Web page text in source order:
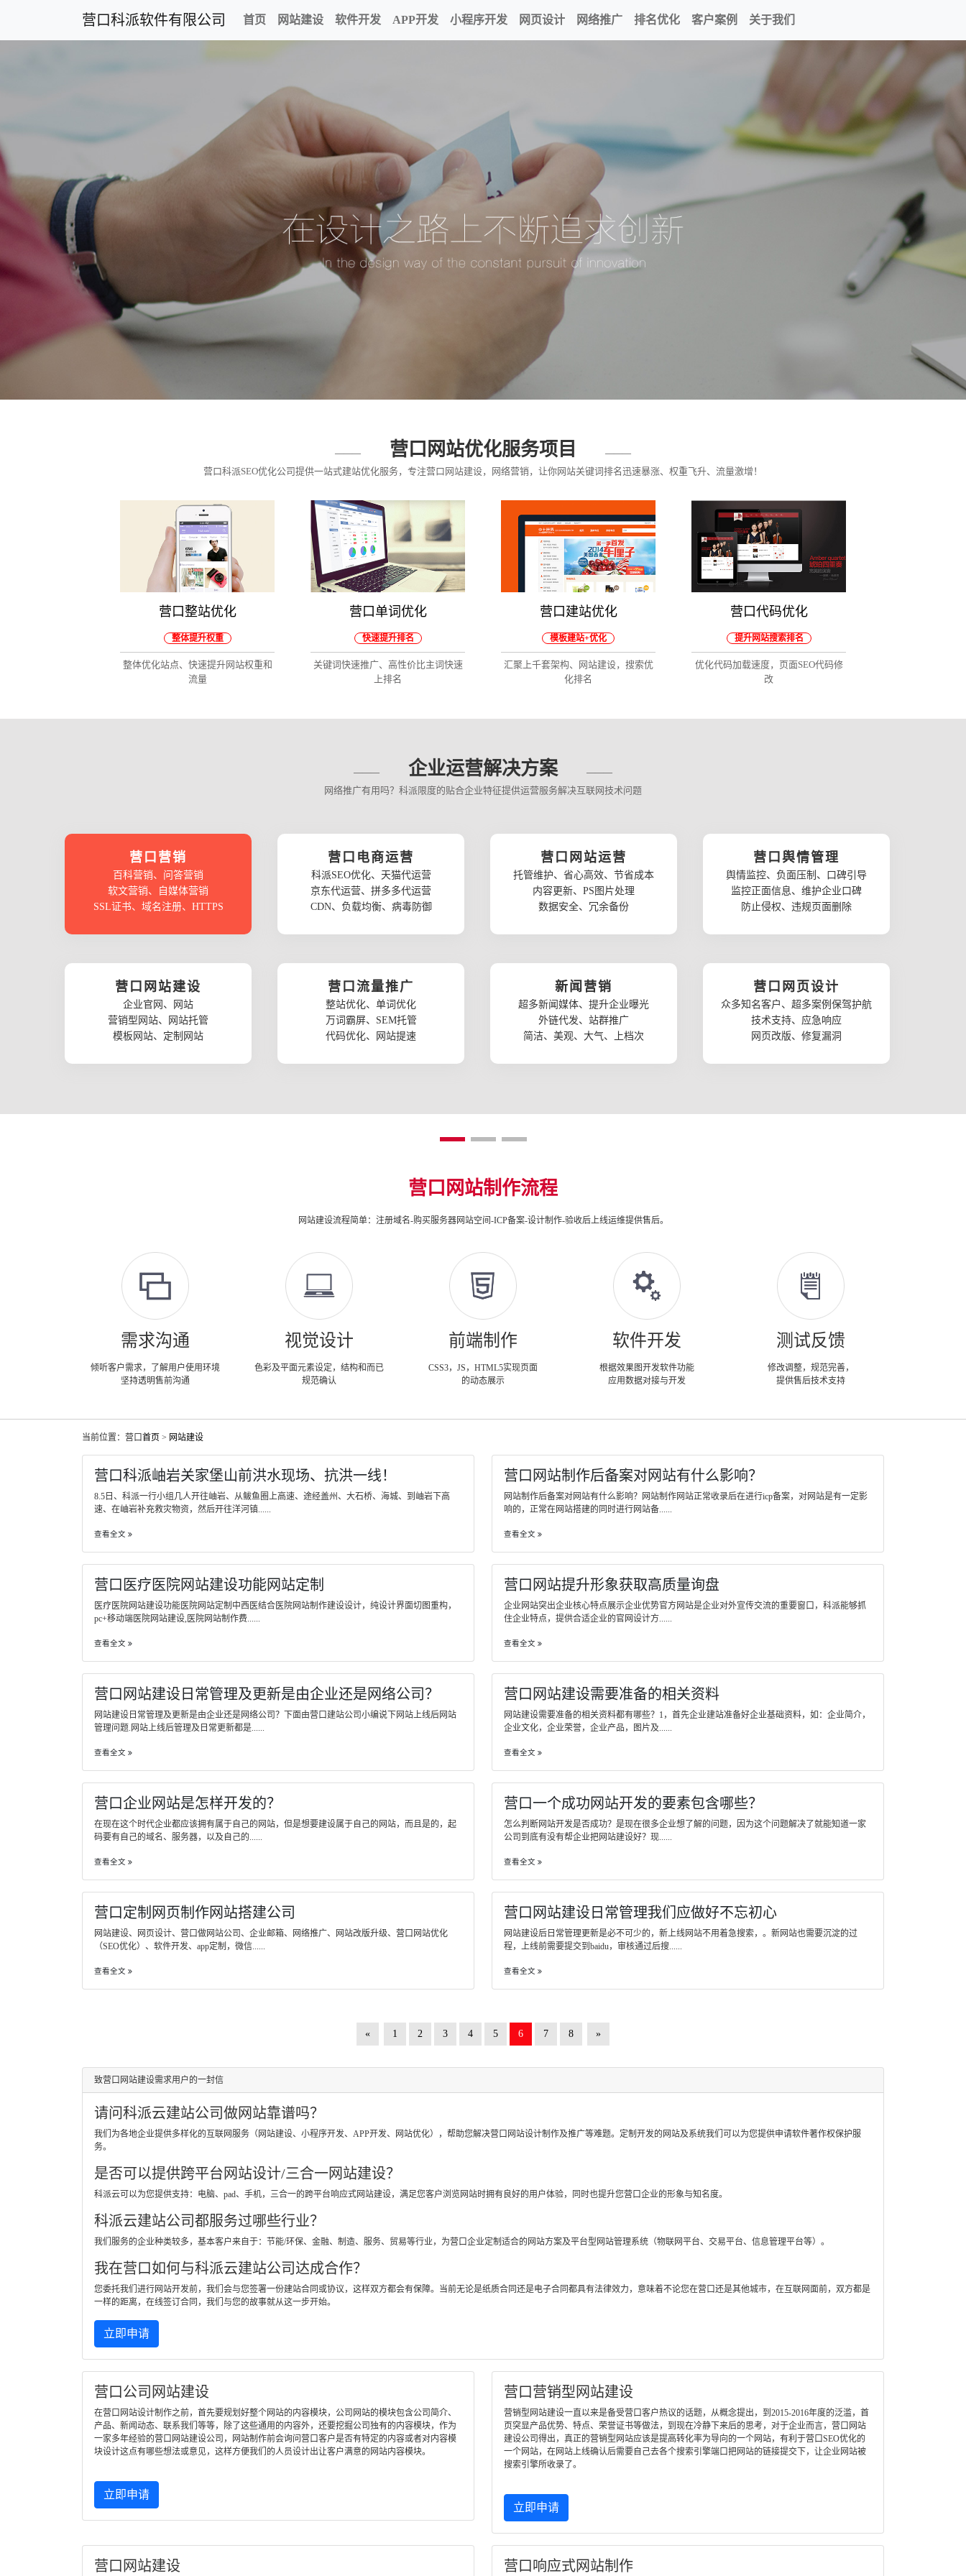
营口科派软件有限公司 首页 网站建设 软件开发 APP开发 小程序开发 网页设计 网络推广 排名优化 客户案例 关于我们
营口网站优化服务项目
营口科派SEO优化公司提供一站式建站优化服务，专注营口网站建设，网络营销，让你网站关键词排名迅速暴涨、权重飞升、流量激增！
营口整站优化
整体提升权重
整体优化站点、快速提升网站权重和
流量
营口单词优化
快速提升排名
关键词快速推广、高性价比主词快速
上排名
营口建站优化
模板建站+优化
汇聚上千套架构、网站建设，搜索优
化排名
营口代码优化
提升网站搜索排名
优化代码加载速度，页面SEO代码修
改
企业运营解决方案
网络推广有用吗？科派限度的贴合企业特征提供运营服务解决互联网技术问题
营口营销
百科营销、问答营销
软文营销、自媒体营销
SSL证书、域名注册、HTTPS
营口电商运营
科派SEO优化、天猫代运营
京东代运营、拼多多代运营
CDN、负载均衡、病毒防御
营口网站运营
托管维护、省心高效、节省成本
内容更新、PS图片处理
数据安全、冗余备份
营口舆情管理
舆情监控、负面压制、口碑引导
监控正面信息、维护企业口碑
防止侵权、违规页面删除
营口网站建设
企业官网、网站
营销型网站、网站托管
模板网站、定制网站
营口流量推广
整站优化、单词优化
万词霸屏、SEM托管
代码优化、网站提速
新闻营销
超多新闻媒体、提升企业曝光
外链代发、站群推广
简洁、美观、大气、上档次
营口网页设计
众多知名客户、超多案例保驾护航
技术支持、应急响应
网页改版、修复漏洞
营口网站制作流程
网站建设流程简单：注册域名-购买服务器网站空间-ICP备案-设计制作-验收后上线运维提供售后。
需求沟通
倾听客户需求，了解用户使用环境
坚持透明售前沟通
视觉设计
色彩及平面元素设定，结构和而已
规范确认
前端制作
CSS3，JS，HTML5实现页面
的动态展示
软件开发
根据效果图开发软件功能
应用数据对接与开发
测试反馈
修改调整，规范完善，
提供售后技术支持
当前位置：营口首页 > 网站建设
营口科派岫岩关家堡山前洪水现场、抗洪一线！
8.5日、科派一行小组几人开往岫岩、从鲅鱼圈上高速、途经盖州、大石桥、海城、到岫岩下高
速、在岫岩补充救灾物资，然后开往洋河镇......
查看全文
营口网站制作后备案对网站有什么影响？
网站制作后备案对网站有什么影响？网站制作网站正常收录后在进行icp备案，对网站是有一定影
响的，正常在网站搭建的同时进行网站备......
查看全文
营口医疗医院网站建设功能网站定制
医疗医院网站建设功能医院网站定制中西医结合医院网站制作建设设计，纯设计界面切图重构，
pc+移动端医院网站建设,医院网站制作费......
查看全文
营口网站提升形象获取高质量询盘
企业网站突出企业核心特点展示企业优势官方网站是企业对外宣传交流的重要窗口，科派能够抓
住企业特点，提供合适企业的官网设计方......
查看全文
营口网站建设日常管理及更新是由企业还是网络公司？
网站建设日常管理及更新是由企业还是网络公司？下面由营口建站公司小编说下网站上线后网站
管理问题.网站上线后管理及日常更新都是......
查看全文
营口网站建设需要准备的相关资料
网站建设需要准备的相关资料都有哪些？1，首先企业建站准备好企业基础资料，如：企业简介，
企业文化，企业荣誉，企业产品，图片及......
查看全文
营口企业网站是怎样开发的？
在现在这个时代企业都应该拥有属于自己的网站，但是想要建设属于自己的网站，而且是的，起
码要有自己的域名、服务器，以及自己的......
查看全文
营口一个成功网站开发的要素包含哪些？
怎么判断网站开发是否成功？是现在很多企业想了解的问题，因为这个问题解决了就能知道一家
公司到底有没有帮企业把网站建设好？现......
查看全文
营口定制网页制作网站搭建公司
网站建设、网页设计、营口做网站公司、企业邮箱、网络推广、网站改版升级、营口网站优化
（SEO优化）、软件开发、app定制，微信......
查看全文
营口网站建设日常管理我们应做好不忘初心
网站建设后日常管理更新是必不可少的，新上线网站不用着急搜索，。新网站也需要沉淀的过
程，上线前需要提交到baidu，审核通过后搜......
查看全文
« 1 2 3 4 5 6 7 8 »
致营口网站建设需求用户的一封信
请问科派云建站公司做网站靠谱吗？
我们为各地企业提供多样化的互联网服务（网站建设、小程序开发、APP开发、网站优化），帮助您解决营口网站设计制作及推广等难题。定制开发的网站及系统我们可以为您提供申请软件著作权保护服
务。
是否可以提供跨平台网站设计/三合一网站建设？
科派云可以为您提供支持：电脑、pad、手机，三合一的跨平台响应式网站建设，满足您客户浏览网站时拥有良好的用户体验，同时也提升您营口企业的形象与知名度。
科派云建站公司都服务过哪些行业？
我们服务的企业种类较多，基本客户来自于：节能/环保、金融、制造、服务、贸易等行业，为营口企业定制适合的网站方案及平台型网站管理系统（物联网平台、交易平台、信息管理平台等）。
我在营口如何与科派云建站公司达成合作？
您委托我们进行网站开发前，我们会与您签署一份建站合同或协议，这样双方都会有保障。当前无论是纸质合同还是电子合同都具有法律效力，意味着不论您在营口还是其他城市，在互联网面前，双方都是
一样的距离，在线签订合同，我们与您的故事就从这一步开始。
立即申请
营口公司网站建设
在营口网站设计制作之前，首先要规划好整个网站的内容模块，公司网站的模块包含公司简介、
产品、新闻动态、联系我们等等，除了这些通用的内容外，还要挖掘公司独有的内容模块，作为
一家多年经验的营口网站建设公司，网站制作前会询问营口客户是否有特定的内容或者对内容模
块设计这点有哪些想法或意见，这样方便我们的人员设计出让客户满意的网站内容模块。
立即申请
营口营销型网站建设
营销型网站建设一直以来是备受营口客户热议的话题，从概念提出，到2015-2016年度的泛滥，首
页突显产品优势、特点、荣誉证书等做法，到现在冷静下来后的思考，对于企业而言，营口网站
建设公司得出，真正的营销型网站应该是提高转化率为导向的一个网站，有利于营口SEO优化的
一个网站，在网站上线确认后需要自己去各个搜索引擎端口把网站的链接提交下，让企业网站被
搜索引擎所收录了。
立即申请
营口网站建设 营口响应式网站制作